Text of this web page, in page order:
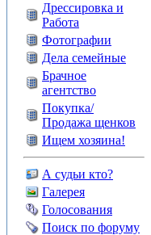
Дрессировка и
Работа
Фотографии
Дела семейные
Брачное
агентство
Покупка/
Продажа щенков
Ищем хозяина!
А судьи кто?
Галерея
Голосования
Поиск по форуму